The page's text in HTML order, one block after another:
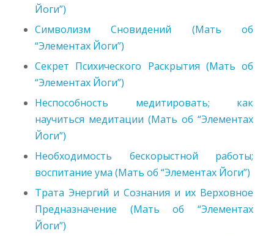
Йоги”)
Символизм Сновидений (Мать об
“Элементах Йоги”)
Секрет Психического Раскрытия (Мать об
“Элементах Йоги”)
Неспособность медитировать; как
научиться медитации (Мать об “Элементах
Йоги”)
Необходимость бескорыстной работы;
воспитание ума (Мать об “Элементах Йоги”)
Трата Энергий и Сознания и их Верховное
Предназначение (Мать об “Элементах
Йоги”)